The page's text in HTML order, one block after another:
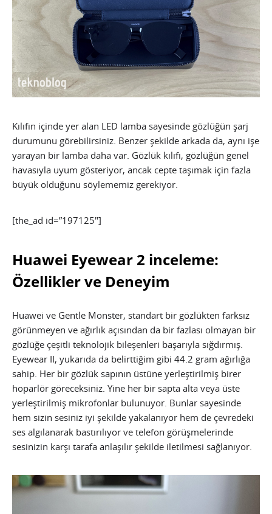
Kılıfın içinde yer alan LED lamba sayesinde gözlüğün şarj
durumunu görebilirsiniz. Benzer şekilde arkada da, aynı işe
yarayan bir lamba daha var. Gözlük kılıfı, gözlüğün genel
havasıyla uyum gösteriyor, ancak cepte taşımak için fazla
büyük olduğunu söylememiz gerekiyor.
[the_ad id=”197125″]
Huawei Eyewear 2 inceleme:
Özellikler ve Deneyim
Huawei ve Gentle Monster, standart bir gözlükten farksız
görünmeyen ve ağırlık açısından da bir fazlası olmayan bir
gözlüğe çeşitli teknolojik bileşenleri başarıyla sığdırmış.
Eyewear II, yukarıda da belirttiğim gibi 44.2 gram ağırlığa
sahip. Her bir gözlük sapının üstüne yerleştirilmiş birer
hoparlör göreceksiniz. Yine her bir sapta alta veya üste
yerleştirilmiş mikrofonlar bulunuyor. Bunlar sayesinde
hem sizin sesiniz iyi şekilde yakalanıyor hem de çevredeki
ses algılanarak bastırılıyor ve telefon görüşmelerinde
sesinizin karşı tarafa anlaşılır şekilde iletilmesi sağlanıyor.